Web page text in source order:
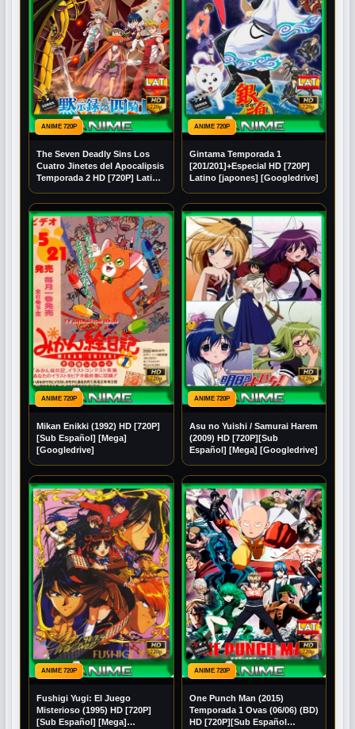
ANIME 720P
The Seven Deadly Sins Los
Cuatro Jinetes del Apocalipsis
Temporada 2 HD [720P] Latino
ANIME 720P
Gintama Temporada 1
[201/201]+Especial HD [720P]
Latino [japones] [Googledrive]
ANIME 720P
Mikan Enikki (1992) HD [720P]
[Sub Español] [Mega]
[Googledrive]
ANIME 720P
Asu no Yuishi / Samurai Harem
(2009) HD [720P][Sub
Español] [Mega] [Googledrive]
ANIME 720P
Fushigi Yugi: El Juego
Misterioso (1995) HD [720P]
[Sub Español] [Mega]
ANIME 720P
One Punch Man (2015)
Temporada 1 Ovas (06/06) (BD)
HD [720P][Sub Español